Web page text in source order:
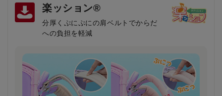
楽ッション®
分厚くぷにぷにの肩ベルトでからだ
への負担を軽減